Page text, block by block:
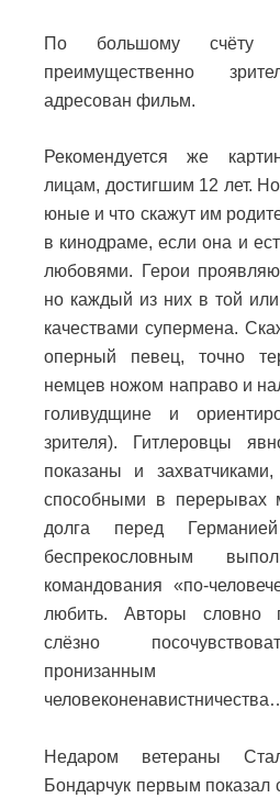
По большому счёту
преимущественно
адресован фильм.
Рекомендуется же
лицам, достигшим 12 лет.
юные и что скажут им
в кинодраме, если она и
любовями. Герои
но каждый из них в той
качествами супермена.
оперный певец, точно
немцев ножом направо и
голивудщине и
зрителя). Гитлеровцы
показаны и
способными в перерывах
долга перед
беспрекословным
командования «по-
любить. Авторы словно
слёзно
Недаром ветераны
Бондарчук первым показал